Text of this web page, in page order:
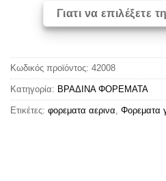
Γιατι να
Κωδικός προϊόντος: 42008
Κατηγορία: ΒΡΑΔΙΝΑ ΦΟΡΕΜΑΤΑ
Ετικέτες: φορεματα αερινα, Φορεματα